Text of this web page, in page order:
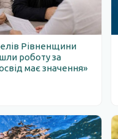
Рівненщини
роботу за
має значення»